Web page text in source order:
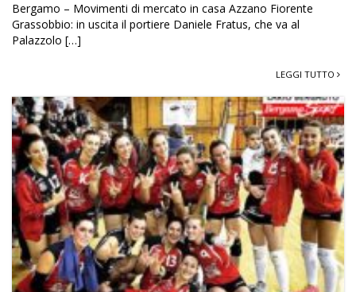
Bergamo – Movimenti di mercato in casa Azzano Fiorente
Grassobbio: in uscita il portiere Daniele Fratus, che va al
Palazzolo […]
LEGGI TUTTO